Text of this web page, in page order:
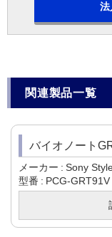
法
関連製品一覧
バイオノート
メーカー Sony
型番
PCG-